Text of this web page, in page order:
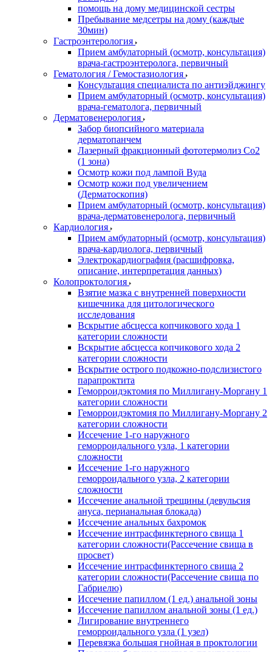
помощь на дому медицинской сестры
Пребывание медсетры на дому (каждые
30мин)
Гастроэнтерология
Прием амбулаторный (осмотр, консультация)
врача-гастроэнтеролога, первичный
Гематология / Гемостазиология
Консультация специалиста по антиэйджингу
Прием амбулаторный (осмотр, консультация)
врача-гематолога, первичный
Дерматовенерология
Забор биопсийного материала
дерматопанчем
Лазерный фракционный фототермолиз Со2
(1 зона)
Осмотр кожи под лампой Вуда
Осмотр кожи под увеличением
(Дерматоскопия)
Прием амбулаторный (осмотр, консультация)
врача-дерматовенеролога, первичный
Кардиология
Прием амбулаторный (осмотр, консультация)
врача-кардиолога, первичный
Электрокардиография (расшифровка,
описание, интерпретация данных)
Колопроктология
Взятие мазка с внутренней поверхности
кишечника для цитологического
исследования
Вскрытие абсцесса копчикового хода 1
категории сложности
Вскрытие абсцесса копчикового хода 2
категории сложности
Вскрытие острого подкожно-подслизистого
парапроктита
Геморроидэктомия по Миллигану-Моргану 1
категории сложности
Геморроидэктомия по Миллигану-Моргану 2
категории сложности
Иссечение 1-го наружного
геморроидального узла, 1 категории
сложности
Иссечение 1-го наружного
геморроидального узла, 2 категории
сложности
Иссечение анальной трещины (девульсия
ануса, перианальная блокада)
Иссечение анальных бахромок
Иссечение интрасфинктерного свища 1
категории сложности(Рассечение свища в
просвет)
Иссечение интрасфинктерного свища 2
категории сложности(Рассечение свища по
Габриелю)
Иссечение папиллом (1 ед.) анальной зоны
Иссечение папиллом анальной зоны (1 ед.)
Лигирование внутреннего
геморроидального узла (1 узел)
Перевязка большая гнойная в проктологии